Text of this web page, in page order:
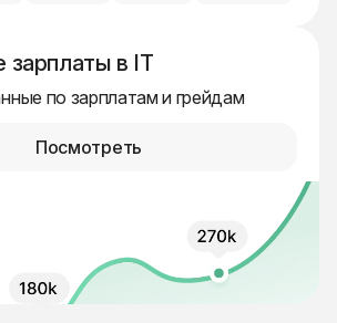
зарплаты в IT
по зарплатам и грейдам
Посмотреть